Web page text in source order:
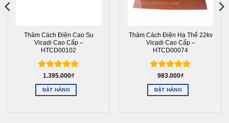
Thảm Cách Điện Cao Su
Vicadi Cao Cấp –
HTCD00102
Được xếp
hạng55
sao
1.395.000₫
ĐẶT HÀNG
Thảm Cách Điện Hạ Thế 22kv
Vicadi Cao Cấp –
HTCD00074
Được xếp
hạng55
sao
983.000₫
ĐẶT HÀNG